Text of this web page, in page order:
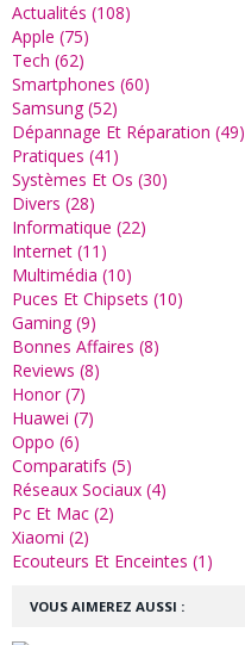
VOUS AIMEREZ AUSSI :
Actualités (108)
Apple (75)
Tech (62)
Smartphones (60)
Samsung (52)
Dépannage Et Réparation (49)
Pratiques (41)
Systèmes Et Os (30)
Divers (28)
Informatique (22)
Internet (11)
Multimédia (10)
Puces Et Chipsets (10)
Gaming (9)
Bonnes Affaires (8)
Reviews (8)
Honor (7)
Huawei (7)
Oppo (6)
Comparatifs (5)
Réseaux Sociaux (4)
Pc Et Mac (2)
Xiaomi (2)
Ecouteurs Et Enceintes (1)